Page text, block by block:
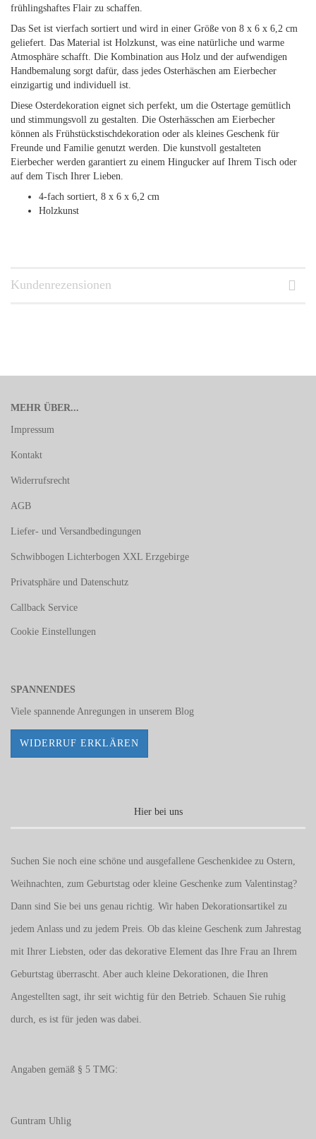
frühlingshaftes Flair zu schaffen.
Das Set ist vierfach sortiert und wird in einer Größe von 8 x 6 x 6,2 cm
geliefert. Das Material ist Holzkunst, was eine natürliche und warme
Atmosphäre schafft. Die Kombination aus Holz und der aufwendigen
Handbemalung sorgt dafür, dass jedes Osterhäschen am Eierbecher
einzigartig und individuell ist.
Diese Osterdekoration eignet sich perfekt, um die Ostertage gemütlich
und stimmungsvoll zu gestalten. Die Osterhässchen am Eierbecher
können als Frühstückstischdekoration oder als kleines Geschenk für
Freunde und Familie genutzt werden. Die kunstvoll gestalteten
Eierbecher werden garantiert zu einem Hingucker auf Ihrem Tisch oder
auf dem Tisch Ihrer Lieben.
4-fach sortiert, 8 x 6 x 6,2 cm
Holzkunst
Kundenrezensionen
MEHR ÜBER...
Impressum
Kontakt
Widerrufsrecht
AGB
Liefer- und Versandbedingungen
Schwibbogen Lichterbogen XXL Erzgebirge
Privatsphäre und Datenschutz
Callback Service
Cookie Einstellungen
SPANNENDES
Viele spannende Anregungen in unserem Blog
WIDERRUF ERKLÄREN
Hier bei uns
Suchen Sie noch eine schöne und ausgefallene Geschenkidee zu Ostern,
Weihnachten, zum Geburtstag oder kleine Geschenke zum Valentinstag?
Dann sind Sie bei uns genau richtig. Wir haben Dekorationsartikel zu
jedem Anlass und zu jedem Preis. Ob das kleine Geschenk zum Jahrestag
mit Ihrer Liebsten, oder das dekorative Element das Ihre Frau an Ihrem
Geburtstag überrascht. Aber auch kleine Dekorationen, die Ihren
Angestellten sagt, ihr seit wichtig für den Betrieb. Schauen Sie ruhig
durch, es ist für jeden was dabei.
Angaben gemäß § 5 TMG:
Guntram Uhlig